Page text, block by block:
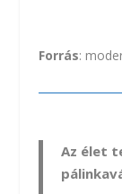
Forrás:
Az élet